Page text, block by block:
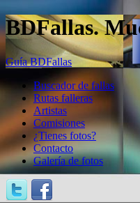
BDFallas.
Guía BDFallas
Buscador de fallas
Rutas falleras
Artistas
Comisiones
¿Tienes fotos?
Contacto
Galería de fotos